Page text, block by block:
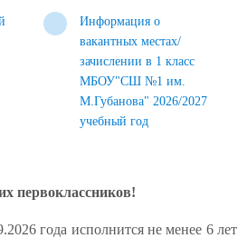
Информация о
вакантных местах/
зачислении в 1 класс
МБОУ"СШ №1 им.
М.Губанова" 2026/2027
учебный год
первоклассников!
года исполнится не менее 6 лет